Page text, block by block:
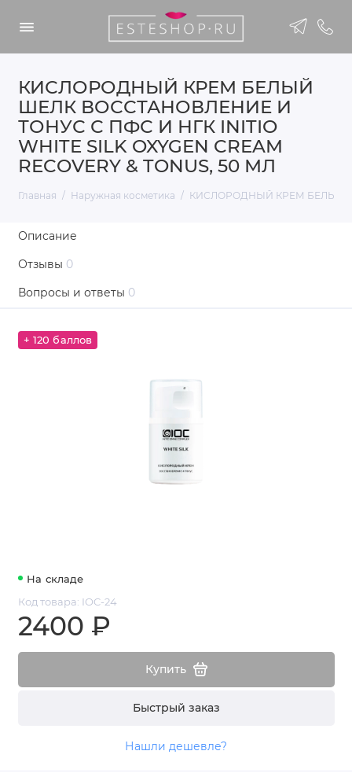
КИСЛОРОДНЫЙ КРЕМ БЕЛЫЙ
ШЕЛК ВОССТАНОВЛЕНИЕ И
ТОНУС С ПФС И НГК INITIO
WHITE SILK OXYGEN CREAM
RECOVERY & TONUS, 50 МЛ
Главная Наружная косметика КИСЛОРОДНЫЙ КРЕМ БЕЛЫЙ
Описание
Отзывы 0
Вопросы и ответы 0
+ 120 баллов
На складе
Код товара: IOC-24
2400 ₽
Купить
Быстрый заказ
Нашли дешевле?